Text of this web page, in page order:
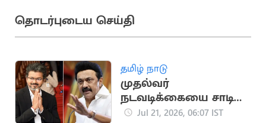
தொடர்புடைய செய்தி
தமிழ் நாடு
முதல்வர்
நடவடிக்கையை சாடிய
தி இந்து தலையங்கம்..
Jul 21, 2026, 06:07 IST